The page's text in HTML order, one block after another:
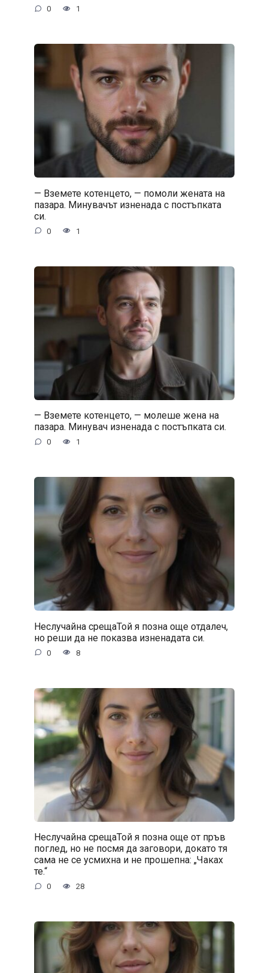
0 1
— Вземете котенцето, — помоли жената на
пазара. Минувачът изненада с постъпката
си.
0 1
— Вземете котенцето, — молеше жена на
пазара. Минувач изненада с постъпката си.
0 1
Неслучайна срещаТой я позна още отдалеч,
но реши да не показва изненадата си.
0 8
Неслучайна срещаТой я позна още от пръв
поглед, но не посмя да заговори, докато тя
сама не се усмихна и не прошепна: „Чаках
те.“
0 28